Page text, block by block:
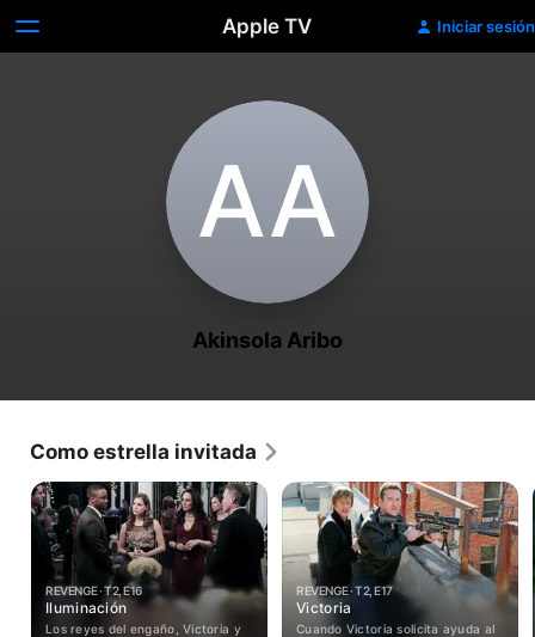
Apple TV Iniciar sesión
A‌A
Akinsola Aribo
Como estrella invitada
REVENGE · T2, E16
Iluminación
Los reyes del engaño, Victoria y
REVENGE · T2, E17
Victoria
Cuando Victoria solicita ayuda al